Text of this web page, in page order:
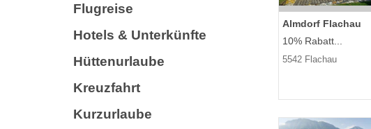
Flugreise
Hotels & Unterkünfte
Hüttenurlaube
Kreuzfahrt
Kurzurlaube
Almdorf Flachau
10% Rabatt...
5542 Flachau